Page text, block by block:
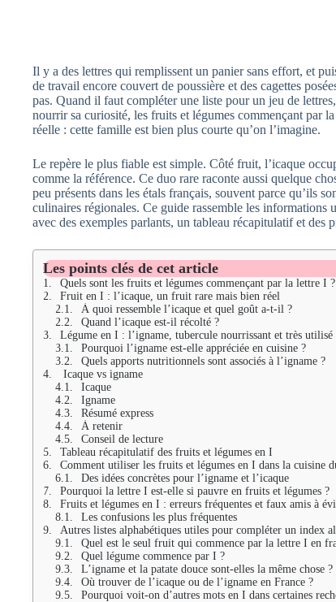
Il y a des lettres qui remplissent un panier sans effort, et
de travail encore couvert de poussière et des cagettes
pas. Quand il faut compléter une liste pour un jeu de
nourrir sa curiosité, les fruits et légumes commençant par
réelle : cette famille est bien plus courte qu’on l’imagine.
Le repère le plus fiable est simple. Côté fruit, l’icaque
comme la référence. Ce duo rare raconte aussi quelque
peu présents dans les étals français, souvent parce qu’ils
culinaires régionales. Ce guide rassemble les informations
avec des exemples parlants, un tableau récapitulatif et des
Les points clés de cet article
Quels sont les fruits et légumes commençant par la lettre I ?
Fruit en I : l’icaque, un fruit rare mais bien réel
À quoi ressemble l’icaque et quel goût a-t-il ?
Quand l’icaque est-il récolté ?
Légume en I : l’igname, tubercule nourrissant et très utilisé
Pourquoi l’igname est-elle appréciée en cuisine ?
Quels apports nutritionnels sont associés à l’igname ?
Icaque vs igname
Icaque
Igname
Résumé express
À retenir
Conseil de lecture
Tableau récapitulatif des fruits et légumes en I
Comment utiliser les fruits et légumes en I dans la cuisine
Des idées concrètes pour l’igname et l’icaque
Pourquoi la lettre I est-elle si pauvre en fruits et légumes ?
Fruits et légumes en I : erreurs fréquentes et faux amis à
Les confusions les plus fréquentes
Autres listes alphabétiques utiles pour compléter un index
Quel est le seul fruit qui commence par la lettre I en
Quel légume commence par I ?
L’igname et la patate douce sont-elles la même chose ?
Où trouver de l’icaque ou de l’igname en France ?
Pourquoi voit-on d’autres mots en I dans certaines